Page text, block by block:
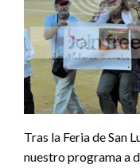
Tras la Feria de San
nuestro programa a